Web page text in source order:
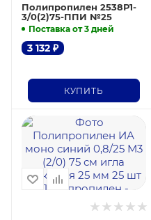
Полипропилен 2538Р1-
3/0(2)75-ППИ №25
Поставка от 3 дней
3 132 ₽
КУПИТЬ